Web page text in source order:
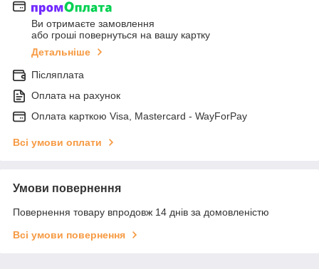
Ви отримаєте замовлення
або гроші повернуться на вашу картку
Детальніше
Післяплата
Оплата на рахунок
Оплата карткою Visa, Mastercard - WayForPay
Всі умови оплати
Умови повернення
Повернення товару впродовж 14 днів за домовленістю
Всі умови повернення